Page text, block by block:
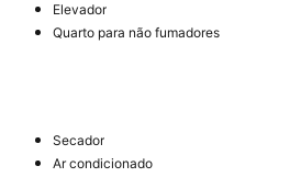
Elevador
Quarto para não fumadores
Secador
Ar condicionado